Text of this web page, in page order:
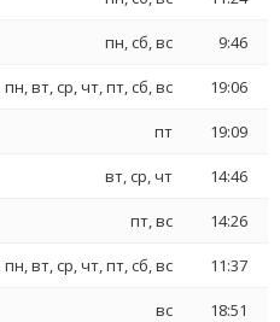
пн, сб, вс 9:46
пн, вт, ср, чт, пт, сб, вс 19:06
пт 19:09
вт, ср, чт 14:46
пт, вс 14:26
пн, вт, ср, чт, пт, сб, вс 11:37
вс 18:51